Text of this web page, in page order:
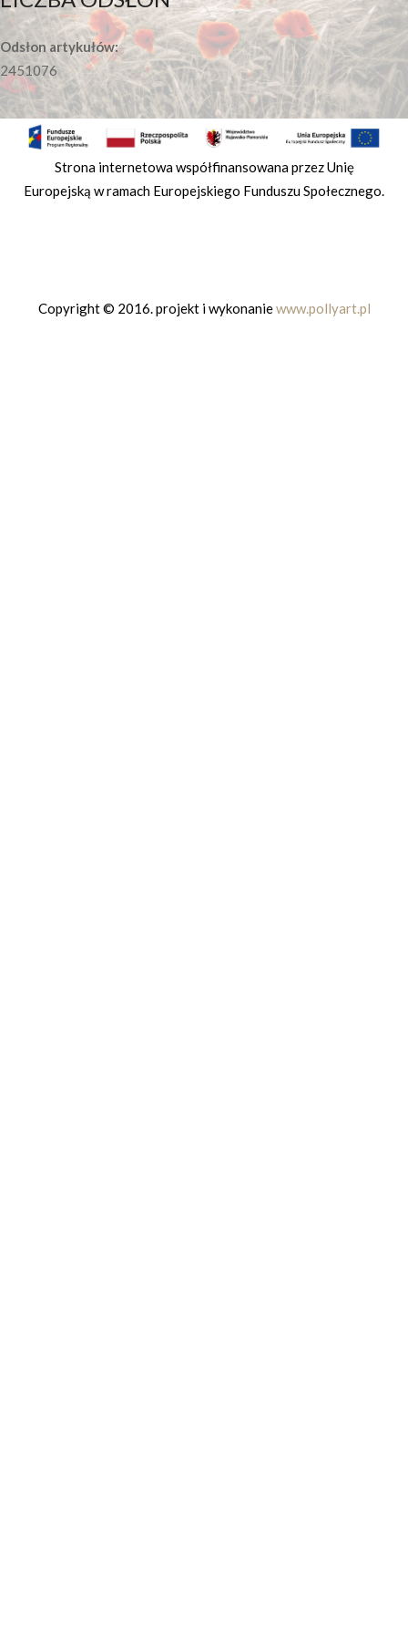
Odsłon artykułów:
2451076
Strona internetowa współfinansowana przez Unię
Europejską w ramach Europejskiego Funduszu Społecznego.
Copyright © 2016. projekt i wykonaniewww.pollyart.pl